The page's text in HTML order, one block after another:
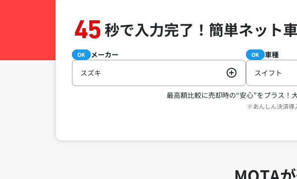
45秒で入力完了！ 簡単ネット
必須 メーカー
OK
スズキ
必須 車種
OK
スイフト
最高額比較に売却時の“安心”をプラス！
※あんしん決済導